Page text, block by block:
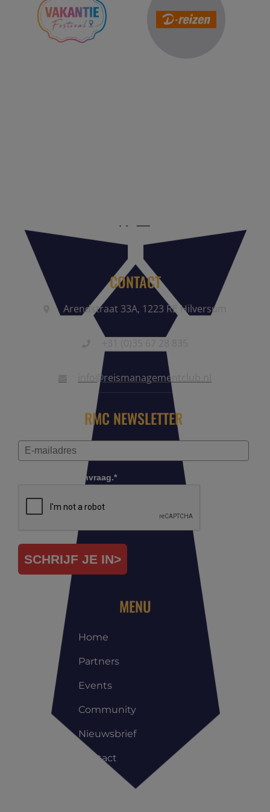
CONTACT
Arendstraat 33A, 1223 RE Hilversum
info@reismanagementclub.nl
RMC NEWSLETTER
Controleer je aanvraag.*
SCHRIJF JE IN>
MENU
Home
Partners
Events
Community
Nieuwsbrief
Contact